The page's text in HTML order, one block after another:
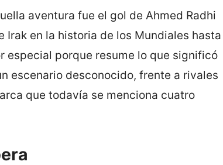
aventura fue el gol de Ahmed Radhi
Irak en la historia de los Mundiales hasta
especial porque resume lo que significó
escenario desconocido, frente a rivales
que todavía se menciona cuatro